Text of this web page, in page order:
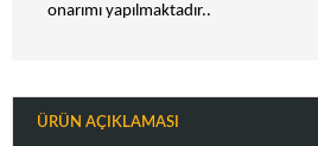
onarımı yapılmaktadır..
ÜRÜN AÇIKLAMASI